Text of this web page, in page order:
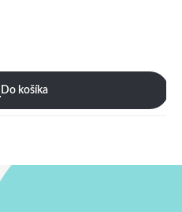
Do košíka